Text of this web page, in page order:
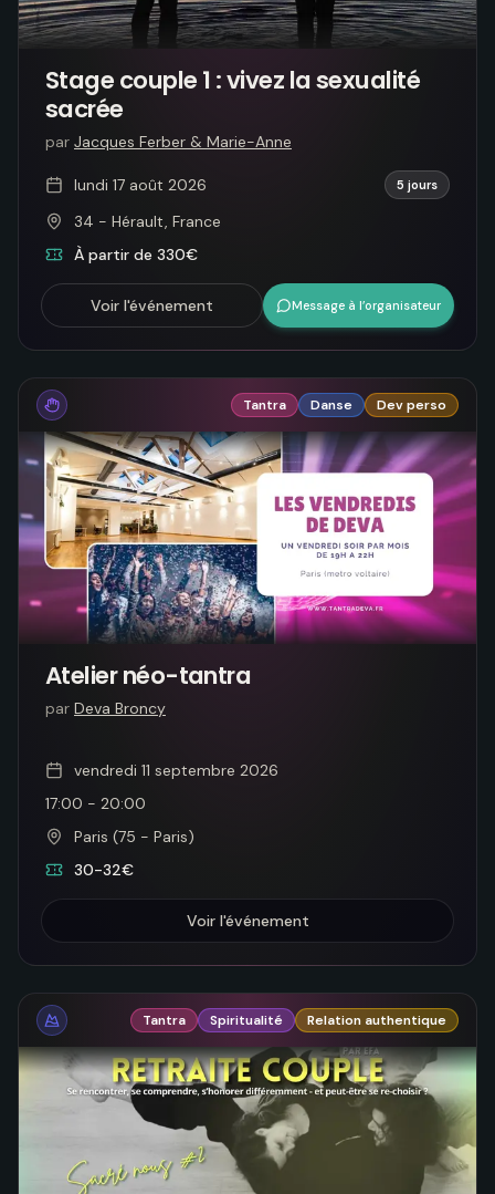
Stage couple 1 : vivez la sexualité
sacrée
par Jacques Ferber & Marie-Anne
lundi 17 août 2026 5 jours
34 - Hérault, France
À partir de 330€
Voir l'événement Message à l’organisateur
Tantra Danse Dev perso
Atelier néo-tantra
par Deva Broncy
vendredi 11 septembre 2026
17:00 - 20:00
Paris (75 - Paris)
30-32€
Voir l'événement
Tantra Spiritualité Relation authentique